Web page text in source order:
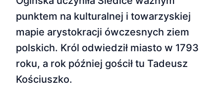
punktem na kulturalnej i towarzyskiej
mapie arystokracji ówczesnych ziem
polskich. Król odwiedził miasto w 1793
roku, a rok później gościł tu Tadeusz
Kościuszko.